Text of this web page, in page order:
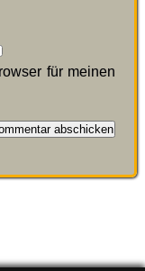
für meinen